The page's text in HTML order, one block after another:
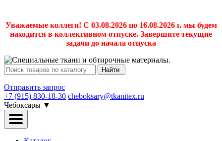
Уважаемые коллеги! С 03.08.2026 по 16.08.2026 г. мы будем
находится в коллективном отпуске. Завершите текущие
задачи до начала отпуска
Найти
Отправить запрос
+7 (915) 830-18-30 cheboksary@tkanitex.ru
Чебоксары ▼